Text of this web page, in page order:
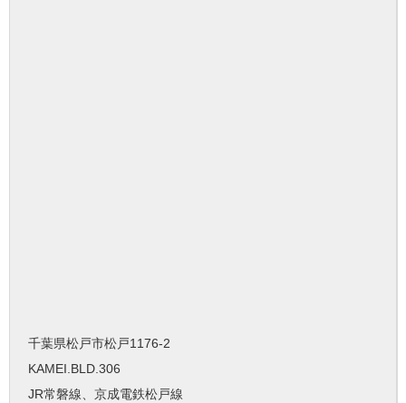
千葉県松戸市松戸1176-2
KAMEI.BLD.306
JR常磐線、京成電鉄松戸線